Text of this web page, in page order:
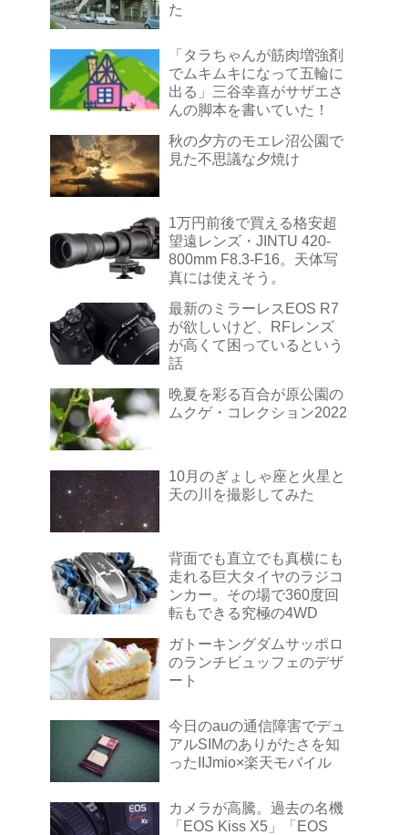
た
「タラちゃんが筋肉増強剤
でムキムキになって五輪に
出る」三谷幸喜がサザエさ
んの脚本を書いていた！
秋の夕方のモエレ沼公園で
見た不思議な夕焼け
1万円前後で買える格安超
望遠レンズ・JINTU 420-
800mm F8.3-F16。天体写
真には使えそう。
最新のミラーレスEOS R7
が欲しいけど、RFレンズ
が高くて困っているという
話
晩夏を彩る百合が原公園の
ムクゲ・コレクション2022
10月のぎょしゃ座と火星と
天の川を撮影してみた
背面でも直立でも真横にも
走れる巨大タイヤのラジコ
ンカー。その場で360度回
転もできる究極の4WD
ガトーキングダムサッポロ
のランチビュッフェのデザ
ート
今日のauの通信障害でデュ
アルSIMのありがたさを知
ったIIJmio×楽天モバイル
カメラが高騰。過去の名機
「EOS Kiss X5」「EOS